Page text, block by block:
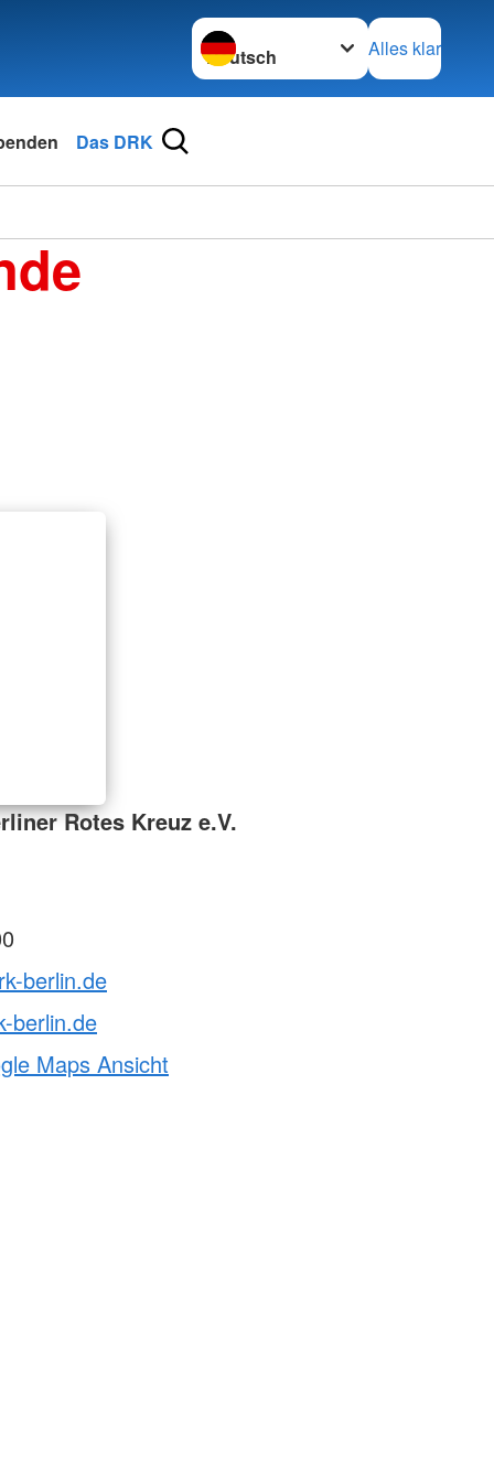
Sprache wechseln zu
Alles klar
Das DRK
Rotes Kreuz e.V.
berlin.de
berlin.de
Maps Ansicht